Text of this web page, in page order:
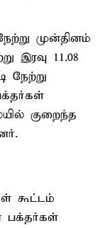
முன்தினம்
இரவு 11.08
நேற்று
குறைந்த
கூட்டம்
பக்தர்கள்